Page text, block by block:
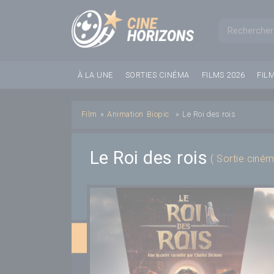
À LA UNE SORTIES CINÉMA FILMS 2026
Film » Animation Biopic » Le Roi des rois
Le Roi des rois ( Sortie
Panneau de gestion des cookies